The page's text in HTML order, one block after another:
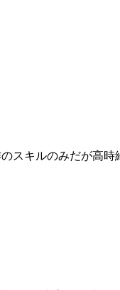
スキルのみだが高時